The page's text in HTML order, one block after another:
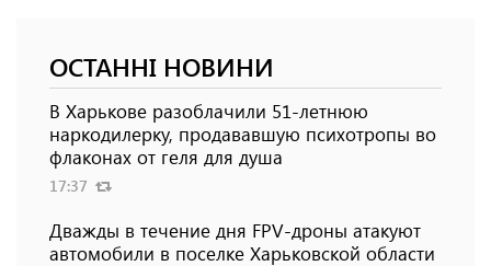
ОСТАННІ НОВИНИ
В Харькове разоблачили 51-летнюю
наркодилерку, продававшую психотропы во
флаконах от геля для душа
17:37
Дважды в течение дня FPV-дроны атакуют
автомобили в поселке Харьковской области